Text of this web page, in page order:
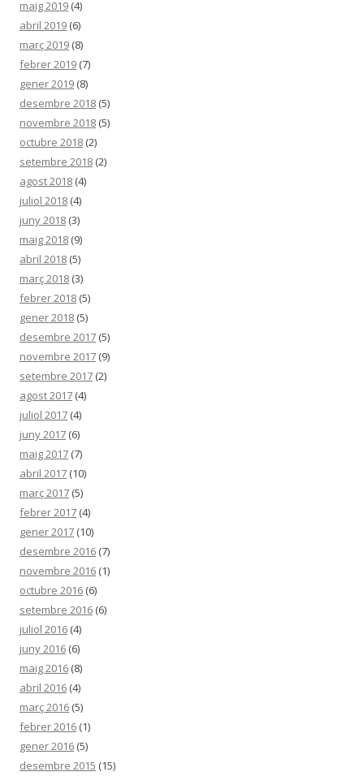
maig 2019 (4)
abril 2019 (6)
març 2019 (8)
febrer 2019 (7)
gener 2019 (8)
desembre 2018 (5)
novembre 2018 (5)
octubre 2018 (2)
setembre 2018 (2)
agost 2018 (4)
juliol 2018 (4)
juny 2018 (3)
maig 2018 (9)
abril 2018 (5)
març 2018 (3)
febrer 2018 (5)
gener 2018 (5)
desembre 2017 (5)
novembre 2017 (9)
setembre 2017 (2)
agost 2017 (4)
juliol 2017 (4)
juny 2017 (6)
maig 2017 (7)
abril 2017 (10)
març 2017 (5)
febrer 2017 (4)
gener 2017 (10)
desembre 2016 (7)
novembre 2016 (1)
octubre 2016 (6)
setembre 2016 (6)
juliol 2016 (4)
juny 2016 (6)
maig 2016 (8)
abril 2016 (4)
març 2016 (5)
febrer 2016 (1)
gener 2016 (5)
desembre 2015 (15)